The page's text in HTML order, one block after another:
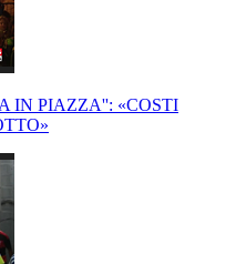
IN PIAZZA'': «COSTI